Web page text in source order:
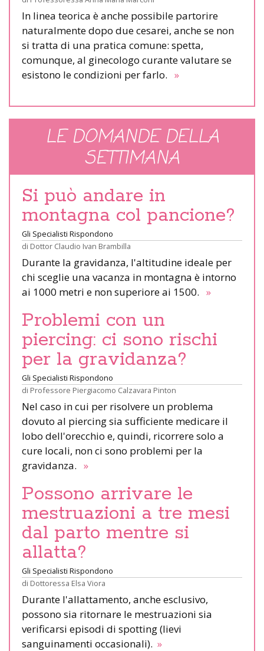
In linea teorica è anche possibile partorire
naturalmente dopo due cesarei, anche se non
si tratta di una pratica comune: spetta,
comunque, al ginecologo curante valutare se
esistono le condizioni per farlo. »
LE DOMANDE DELLA
SETTIMANA
Si può andare in
montagna col pancione?
Gli Specialisti Rispondono
di Dottor Claudio Ivan Brambilla
Durante la gravidanza, l'altitudine ideale per
chi sceglie una vacanza in montagna è intorno
ai 1000 metri e non superiore ai 1500. »
Problemi con un
piercing: ci sono rischi
per la gravidanza?
Gli Specialisti Rispondono
di Professore Piergiacomo Calzavara Pinton
Nel caso in cui per risolvere un problema
dovuto al piercing sia sufficiente medicare il
lobo dell'orecchio e, quindi, ricorrere solo a
cure locali, non ci sono problemi per la
gravidanza. »
Possono arrivare le
mestruazioni a tre mesi
dal parto mentre si
allatta?
Gli Specialisti Rispondono
di Dottoressa Elsa Viora
Durante l'allattamento, anche esclusivo,
possono sia ritornare le mestruazioni sia
verificarsi episodi di spotting (lievi
sanguinamenti occasionali). »